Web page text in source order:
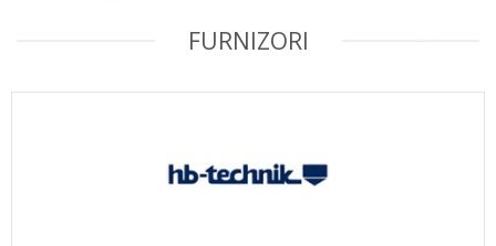
FURNIZORI